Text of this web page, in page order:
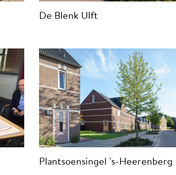
De Blenk Ulft
Plantsoensingel 's-Heerenberg